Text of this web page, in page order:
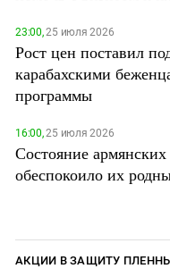
23:00,25 июля 2026
Рост цен поставил
карабахскими
программы
16:00,25 июля 2026
Состояние
обеспокоило их
АКЦИИ В ЗАЩИТУ